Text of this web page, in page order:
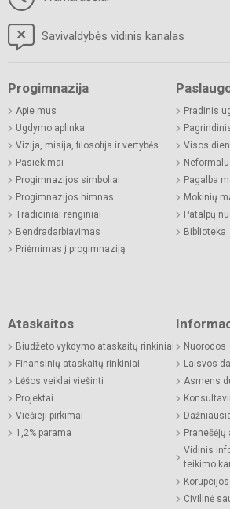
Savivaldybės vidinis kanalas
Progimnazija
Apie mus
Ugdymo aplinka
Vizija, misija, filosofija ir vertybės
Pasiekimai
Progimnazijos simboliai
Progimnazijos himnas
Tradiciniai renginiai
Bendradarbiavimas
Priėmimas į progimnaziją
Pradinis
Visos
Pagalba
Mokinių
Patalpų
Biblioteka
Ataskaitos
Biudžeto vykdymo ataskaitų rinkiniai
Finansinių ataskaitų rinkiniai
Lėšos veiklai viešinti
Projektai
Viešieji pirkimai
1,2% parama
Nuorodos
Laisvos
Asmens
Pranešėjų
Vidinis
teikimo
Civilinė